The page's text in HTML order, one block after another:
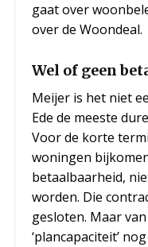
gaat over
over de Woondeal.
Wel of geen
Meijer is het niet
Ede de meeste
Voor de korte
woningen
betaalbaarheid,
worden. Die
gesloten. Maar
‘plancapaciteit’